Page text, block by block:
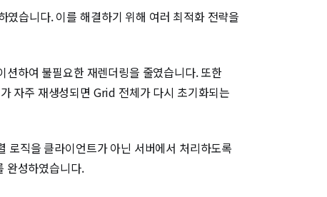
습니다. 이를 해결하기 위해 여러 최적화 전략을
하여 불필요한 재렌더링을 줄였습니다. 또한
주 재생성되면 Grid 전체가 다시 초기화되는
직을 클라이언트가 아닌 서버에서 처리하도록
완성하였습니다.